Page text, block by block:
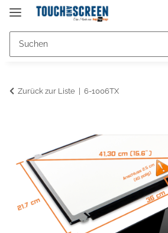
Zurück zur Liste 6-1006TX